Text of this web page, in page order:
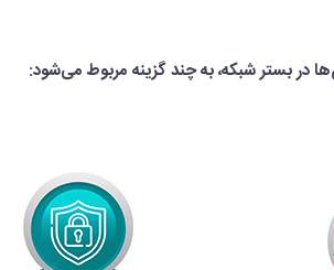
در بستر شبکه، به چند گزینه مربوط می‌شود: